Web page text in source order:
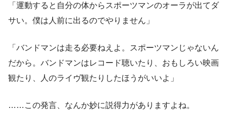
「運動すると自分の体からスポーツマンのオーラが出てダ
サい。僕は人前に出るのでやりません」
「バンドマンは走る必要ねえよ。スポーツマンじゃないん
だから。バンドマンはレコード聴いたり、おもしろい映画
観たり、人のライヴ観たりしたほうがいいよ」
……この発言、なんか妙に説得力がありますよね。